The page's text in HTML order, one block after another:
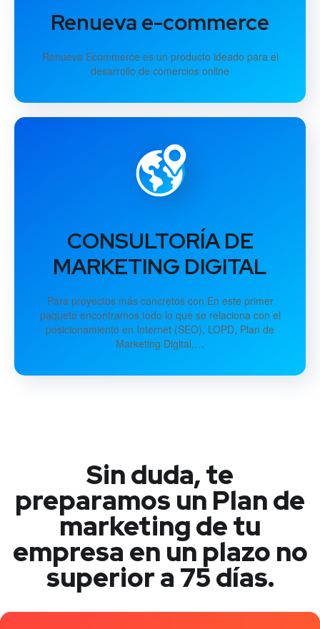
Renueva e-commerce
Renueva Ecommerce es un producto ideado para el
desarrollo de comercios online
CONSULTORÍA DE
MARKETING DIGITAL
Para proyectos más concretos con En este primer
paquete encontramos todo lo que se relaciona con el
posicionamiento en Internet (SEO), LOPD, Plan de
Marketing Digital,…
Sin duda, te
preparamos un Plan de
marketing de tu
empresa en un plazo no
superior a 75 días.